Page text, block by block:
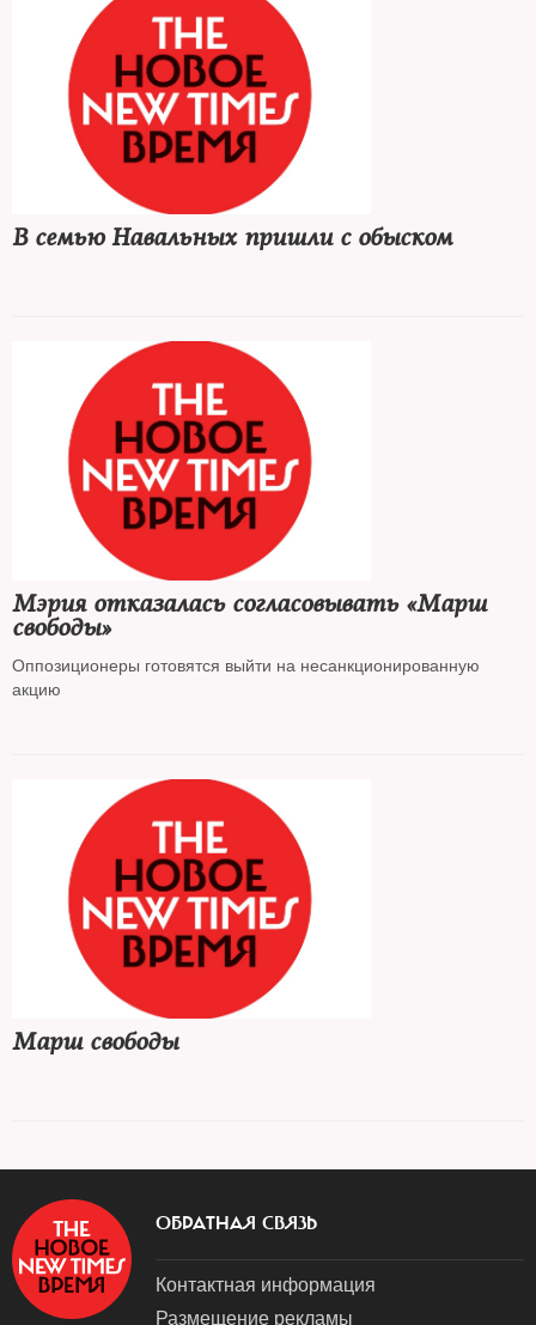
В семью Навальных пришли с обыском
Мэрия отказалась согласовывать «Марш
свободы»
Оппозиционеры готовятся выйти на несанкционированную
акцию
Марш свободы
ОБРАТНАЯ СВЯЗЬ
Контактная информация
Размещение рекламы